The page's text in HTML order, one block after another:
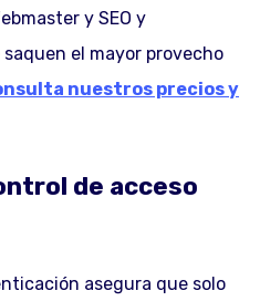
y SEO y
el mayor provecho
nuestros precios y
de acceso
asegura que solo